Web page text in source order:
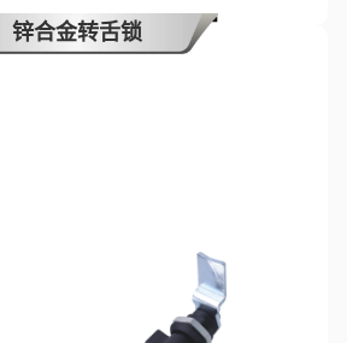
锌合金转舌锁